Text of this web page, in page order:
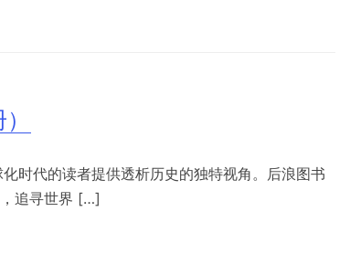
时代的读者提供透析历史的独特视角。后浪图书
，追寻世界 […]